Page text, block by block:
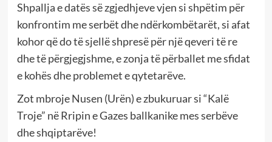
Shpallja e datës së zgjedhjeve vjen si shpëtim për
konfrontim me serbët dhe ndërkombëtarët, si afat
kohor që do të sjellë shpresë për një qeveri të re
dhe të përgjegjshme, e zonja të përballet me sfidat
e kohës dhe problemet e qytetarëve.
Zot mbroje Nusen (Urën) e zbukuruar si “Kalë
Troje” në Rripin e Gazes ballkanike mes serbëve
dhe shqiptarëve!